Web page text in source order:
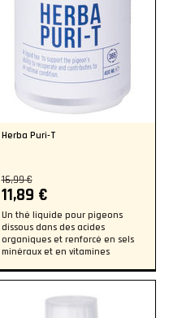
Herba Puri-T
16,99 €
11,89 €
Un thé liquide pour pigeons
dissous dans des acides
organiques et renforcé en sels
minéraux et en vitamines